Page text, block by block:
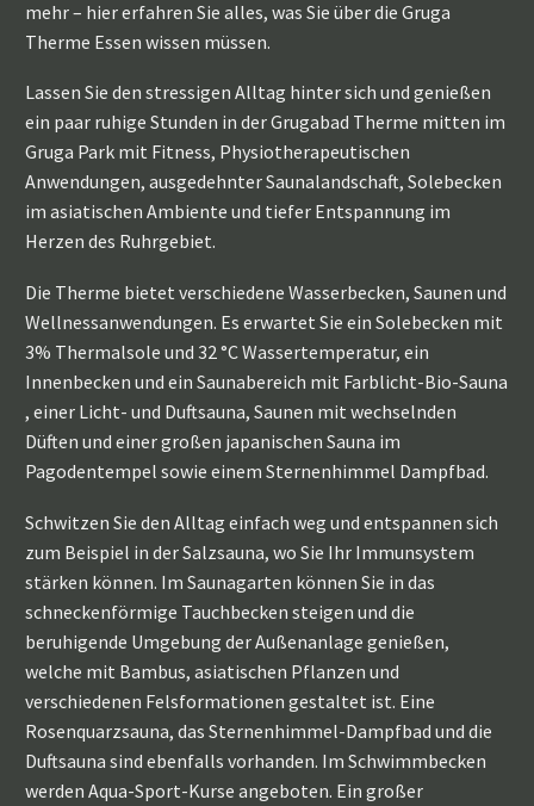
mehr – hier erfahren Sie alles, was Sie über die Gruga
Therme Essen wissen müssen.
Lassen Sie den stressigen Alltag hinter sich und genießen
ein paar ruhige Stunden in der Grugabad Therme mitten im
Gruga Park mit Fitness, Physiotherapeutischen
Anwendungen, ausgedehnter Saunalandschaft, Solebecken
im asiatischen Ambiente und tiefer Entspannung im
Herzen des Ruhrgebiet.
Die Therme bietet verschiedene Wasserbecken, Saunen und
Wellnessanwendungen. Es erwartet Sie ein Solebecken mit
3% Thermalsole und 32 °C Wassertemperatur, ein
Innenbecken und ein Saunabereich mit Farblicht-Bio-Sauna
, einer Licht- und Duftsauna, Saunen mit wechselnden
Düften und einer großen japanischen Sauna im
Pagodentempel sowie einem Sternenhimmel Dampfbad.
Schwitzen Sie den Alltag einfach weg und entspannen sich
zum Beispiel in der Salzsauna, wo Sie Ihr Immunsystem
stärken können. Im Saunagarten können Sie in das
schneckenförmige Tauchbecken steigen und die
beruhigende Umgebung der Außenanlage genießen,
welche mit Bambus, asiatischen Pflanzen und
verschiedenen Felsformationen gestaltet ist. Eine
Rosenquarzsauna, das Sternenhimmel-Dampfbad und die
Duftsauna sind ebenfalls vorhanden. Im Schwimmbecken
werden Aqua-Sport-Kurse angeboten. Ein großer